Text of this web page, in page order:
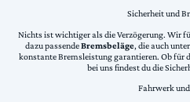
Sicherheit und
Nichts ist wichtiger als die Verzögerung. Wir
dazu passendeBremsbeläge, die auch
konstante Bremsleistung garantieren. Ob für
bei uns findest du die
Fahrwerk